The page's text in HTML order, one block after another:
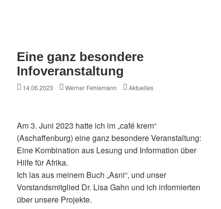
Eine ganz besondere
Infoveranstaltung
Posted
14.06.2023 Author
Werner Fehlemann Categories
Aktuelles
Am 3. Juni 2023 hatte ich im „café krem“
(Aschaffenburg) eine ganz besondere Veranstaltung:
Eine Kombination aus Lesung und Information über
Hilfe für Afrika.
Ich las aus meinem Buch „Asni“, und unser
Vorstandsmitglied Dr. Lisa Gahn und ich informierten
über unsere Projekte.